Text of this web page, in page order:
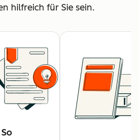
hilfreich für Sie sein.
So